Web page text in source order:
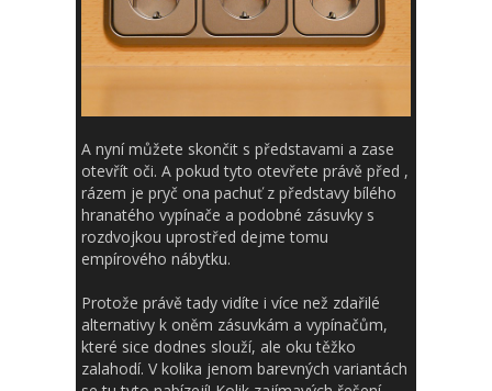
A nyní můžete skončit s představami a zase
otevřít oči. A pokud tyto otevřete právě před ,
rázem je pryč ona pachuť z představy bílého
hranatého vypínače a podobné zásuvky s
rozdvojkou uprostřed dejme tomu
empírového nábytku.
Protože právě tady vidíte i více než zdařilé
alternativy k oněm zásuvkám a vypínačům,
které sice dodnes slouží, ale oku těžko
zalahodí. V kolika jenom barevných variantách